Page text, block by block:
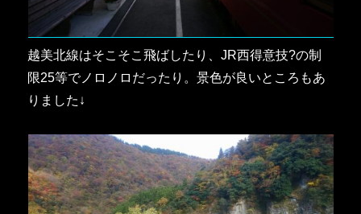
越美北線はそこそこ飛ばしたり、JR西得意技?の制
限25等でノロノロだったり。景色が良いところもあ
りました↓